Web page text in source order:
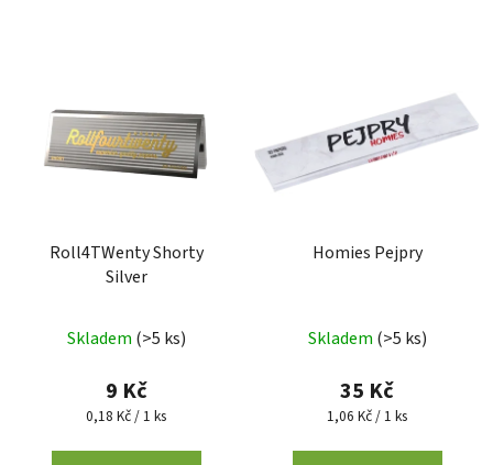
Roll4TWenty Shorty
Silver
Skladem (>5 ks)
9 Kč
Měrná
0,18 Kč / 1 ks
Homies Pejpry
Skladem (>5 ks)
35 Kč
Měrná
1,06 Kč / 1 ks